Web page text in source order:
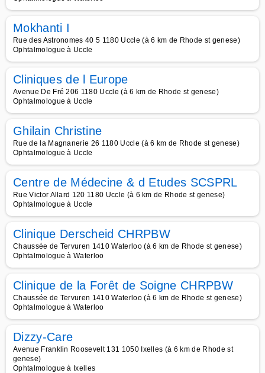
Mokhanti I
Rue des Astronomes 40 5 1180 Uccle (à 6 km de Rhode st genese)
Ophtalmologue à Uccle
Cliniques de l Europe
Avenue De Fré 206 1180 Uccle (à 6 km de Rhode st genese)
Ophtalmologue à Uccle
Ghilain Christine
Rue de la Magnanerie 26 1180 Uccle (à 6 km de Rhode st genese)
Ophtalmologue à Uccle
Centre de Médecine & d Etudes SCSPRL
Rue Victor Allard 120 1180 Uccle (à 6 km de Rhode st genese)
Ophtalmologue à Uccle
Clinique Derscheid CHRPBW
Chaussée de Tervuren 1410 Waterloo (à 6 km de Rhode st genese)
Ophtalmologue à Waterloo
Clinique de la Forêt de Soigne CHRPBW
Chaussée de Tervuren 1410 Waterloo (à 6 km de Rhode st genese)
Ophtalmologue à Waterloo
Dizzy-Care
Avenue Franklin Roosevelt 131 1050 Ixelles (à 6 km de Rhode st
genese)
Ophtalmologue à Ixelles